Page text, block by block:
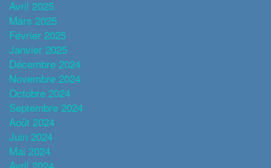
Avril 2025
Mars 2025
Février 2025
Janvier 2025
Décembre 2024
Novembre 2024
Octobre 2024
Septembre 2024
Août 2024
Juin 2024
Mai 2024